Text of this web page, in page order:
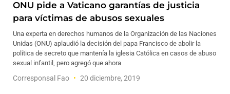
ONU pide a Vaticano garantías de justicia
para víctimas de abusos sexuales
Una experta en derechos humanos de la Organización de las Naciones
Unidas (ONU) aplaudió la decisión del papa Francisco de abolir la
política de secreto que mantenía la iglesia Católica en casos de abuso
sexual infantil, pero agregó que ahora
Corresponsal Fao 20 diciembre, 2019